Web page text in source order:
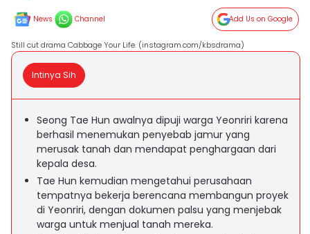
News Channel Add Us on Google
Still cut drama Cabbage Your Life. (instagram.com/kbsdrama)
Intinya Sih
Seong Tae Hun awalnya dipuji warga Yeonriri karena
berhasil menemukan penyebab jamur yang
merusak tanah dan mendapat penghargaan dari
kepala desa.
Tae Hun kemudian mengetahui perusahaan
tempatnya bekerja berencana membangun proyek
di Yeonriri, dengan dokumen palsu yang menjebak
warga untuk menjual tanah mereka.